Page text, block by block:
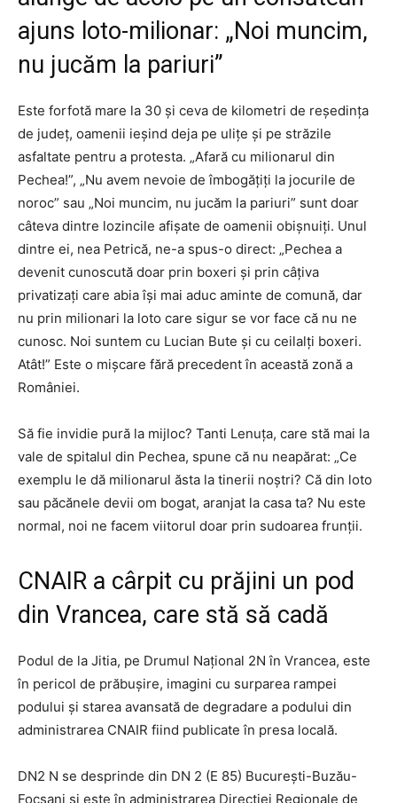
ajuns loto-milionar: „Noi muncim,
nu jucăm la pariuri”
Este forfotă mare la 30 și ceva de kilometri de reședința
de județ, oamenii ieșind deja pe ulițe și pe străzile
asfaltate pentru a protesta. „Afară cu milionarul din
Pechea!”, „Nu avem nevoie de îmbogățiți la jocurile de
noroc” sau „Noi muncim, nu jucăm la pariuri” sunt doar
câteva dintre lozincile afișate de oamenii obișnuiți. Unul
dintre ei, nea Petrică, ne-a spus-o direct: „Pechea a
devenit cunoscută doar prin boxeri și prin câțiva
privatizați care abia își mai aduc aminte de comună, dar
nu prin milionari la loto care sigur se vor face că nu ne
cunosc. Noi suntem cu Lucian Bute și cu ceilalți boxeri.
Atât!” Este o mișcare fără precedent în această zonă a
României.
Să fie invidie pură la mijloc? Tanti Lenuța, care stă mai la
vale de spitalul din Pechea, spune că nu neapărat: „Ce
exemplu le dă milionarul ăsta la tinerii noștri? Că din loto
sau păcănele devii om bogat, aranjat la casa ta? Nu este
normal, noi ne facem viitorul doar prin sudoarea frunții.
CNAIR a cârpit cu prăjini un pod
din Vrancea, care stă să cadă
Podul de la Jitia, pe Drumul Național 2N în Vrancea, este
în pericol de prăbușire, imagini cu surparea rampei
podului și starea avansată de degradare a podului din
administrarea CNAIR fiind publicate în presa locală.
DN2 N se desprinde din DN 2 (E 85) București-Buzău-
Focșani și este în administrarea Direcției Regionale de